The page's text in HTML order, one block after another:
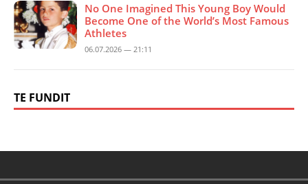
No One Imagined This Young Boy Would
Become One of the World’s Most Famous
Athletes
06.07.2026 — 21:11
TE FUNDIT